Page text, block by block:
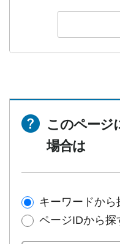
このページ
場合は
キーワードから
ページIDから探